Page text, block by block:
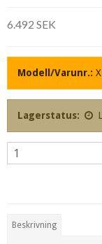
6.492 SEK
Modell/Varunr.:
Lagerstatus:
Beskrivning